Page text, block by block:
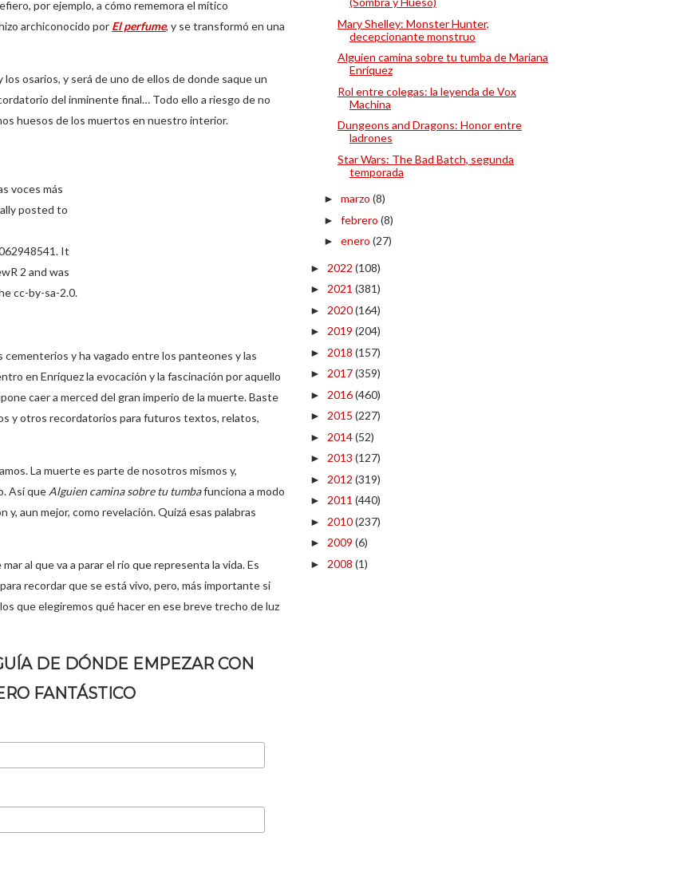
por ejemplo, a cómo rememora el mítico
archiconocido por El perfume, y se transformó en una
osarios, y será de uno de ellos de donde saque un
del inminente final… Todo ello a riesgo de no
huesos de los muertos en nuestro interior.
voces más
posted to
It
2 and was
cc-by-sa-2.0.
y ha vagado entre los panteones y las
en Enríquez la evocación y la fascinación por aquello
caer a merced del gran imperio de la muerte. Baste
y otros recordatorios para futuros textos, relatos,
La muerte es parte de nosotros mismos y,
Así que Alguien camina sobre tu tumbafunciona a modo
aun mejor, como revelación. Quizá esas palabras
al que va a parar el río que representa la vida. Es
recordar que se está vivo, pero, más importante si
que elegiremos qué hacer en ese breve trecho de luz
DE DÓNDE EMPEZAR CON
FANTÁSTICO
Mary Shelley: Monster Hunter,
decepcionante monstruo
Alguien camina sobre tu tumba de Mariana
Enríquez
Rol entre colegas: la leyenda de Vox
Machina
Dungeons and Dragons: Honor entre
ladrones
Star Wars: The Bad Batch, segunda
temporada
► marzo (8)
► febrero (8)
► enero (27)
► 2022 (108)
► 2021 (381)
► 2020(164)
► 2019 (204)
► 2018 (157)
► 2017(359)
► 2016(460)
► 2015 (227)
► 2014(52)
► 2013 (127)
► 2012 (319)
► 2011 (440)
► 2010(237)
► 2009 (6)
► 2008 (1)